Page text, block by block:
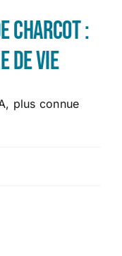
Charcot :
de vie
plus connue